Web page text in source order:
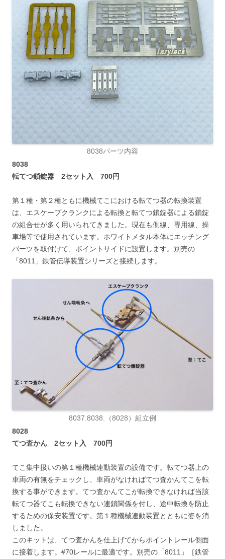
8038パーツ内容
8038
転てつ鎖錠器 2セット入 700円
第１種・第２種ともに機械てこにおける転てつ器の転換装置
は、エスケープクランクによる転換と転てつ鎖錠器による鎖錠
の組合せが多く用いられてきました。現在も側線、専用線、操
車場等で使用されています。ホワイトメタル本体にエッチング
パーツを取付けて、ポイントサイドに設置します。別売の
「8011」鉄管伝導装置シリーズと接続します。
8037.8038.（8028）組立例
8028
てつ査かん 2セット入 700円
てこ集中扱いの第１種機械連動装置の設備です。転てつ器上の
車両の有無をチェックし、車両がなければてつ査かんてこを転
換する事ができます。てつ査かんてこが転換できなければ当該
転てつ器てこも転換できない連鎖関係を付し、途中転換を防止
するための保安装置です。第１種機械連動装置とともに姿を消
しました。
このキットは、てつ査かんを仕上げてからポイントレール側面
に接着します。#70レールに最適です。別売の「8011」［鉄管